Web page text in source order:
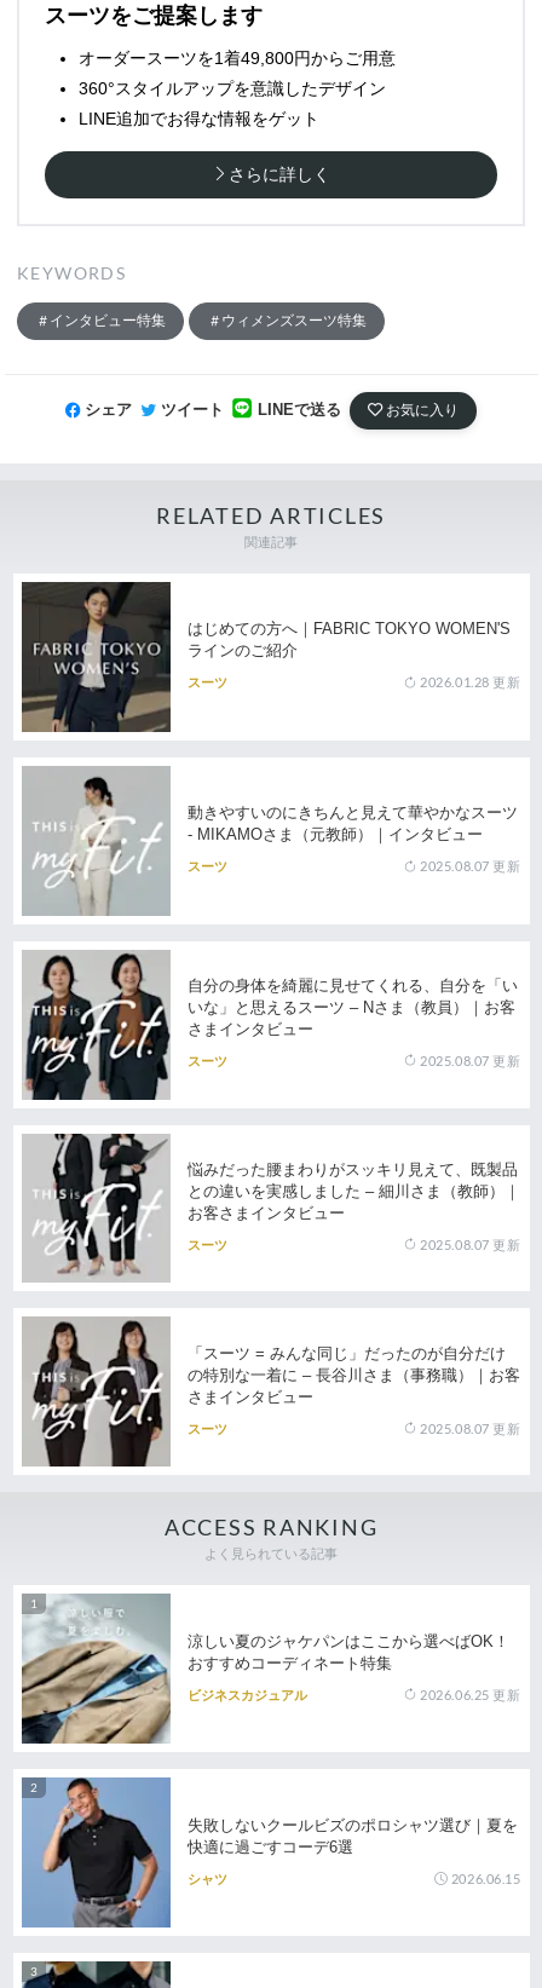
スーツをご提案します
オーダースーツを1着49,800円からご用意
360°スタイルアップを意識したデザイン
LINE追加でお得な情報をゲット
さらに詳しく
KEYWORDS
インタビュー特集 ウィメンズスーツ特集
シェア ツイート LINEで送る お気に入り
RELATED ARTICLES
関連記事
はじめての方へ｜FABRIC TOKYO WOMEN'S
ラインのご紹介
スーツ 2026.01.28 更新
動きやすいのにきちんと見えて華やかなスーツ
- MIKAMOさま（元教師）｜インタビュー
スーツ 2025.08.07 更新
自分の身体を綺麗に見せてくれる、自分を「い
いな」と思えるスーツ – Nさま（教員）｜お客
さまインタビュー
スーツ 2025.08.07 更新
悩みだった腰まわりがスッキリ見えて、既製品
との違いを実感しました – 細川さま（教師）｜
お客さまインタビュー
スーツ 2025.08.07 更新
「スーツ = みんな同じ」だったのが自分だけ
の特別な一着に – 長谷川さま（事務職）｜お客
さまインタビュー
スーツ 2025.08.07 更新
ACCESS RANKING
よく見られている記事
涼しい夏のジャケパンはここから選べばOK！
おすすめコーディネート特集
ビジネスカジュアル 2026.06.25 更新
失敗しないクールビズのポロシャツ選び｜夏を
快適に過ごすコーデ6選
シャツ 2026.06.15